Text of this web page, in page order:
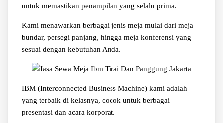
untuk memastikan penampilan yang selalu prima.
Kami menawarkan berbagai jenis meja mulai dari meja
bundar, persegi panjang, hingga meja konferensi yang
sesuai dengan kebutuhan Anda.
IBM (Interconnected Business Machine) kami adalah
yang terbaik di kelasnya, cocok untuk berbagai
presentasi dan acara korporat.